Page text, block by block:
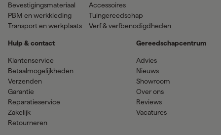
Bevestigingsmateriaal
PBM en werkkleding
Transport en werkplaats
Accessoires
Tuingereedschap
Verf & verfbenodigdheden
Hulp & contact
Klantenservice
Betaalmogelijkheden
Verzenden
Garantie
Reparatieservice
Zakelijk
Retourneren
Gereedschapcentrum
Advies
Nieuws
Showroom
Over ons
Reviews
Vacatures